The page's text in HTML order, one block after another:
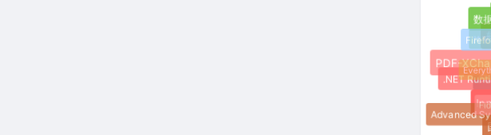
Advanced
PDF-
.NET
跨平
数